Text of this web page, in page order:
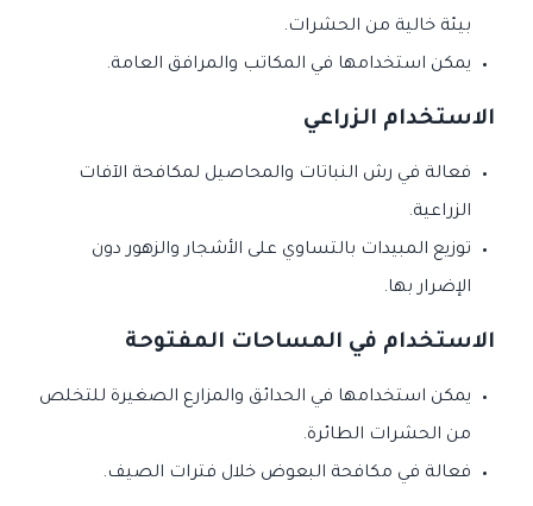
بيئة خالية من الحشرات.
يمكن استخدامها في المكاتب والمرافق العامة.
الاستخدام الزراعي
فعالة في رش النباتات والمحاصيل لمكافحة الآفات
الزراعية.
توزيع المبيدات بالتساوي على الأشجار والزهور دون
الإضرار بها.
الاستخدام في المساحات المفتوحة
يمكن استخدامها في الحدائق والمزارع الصغيرة للتخلص
من الحشرات الطائرة.
فعالة في مكافحة البعوض خلال فترات الصيف.